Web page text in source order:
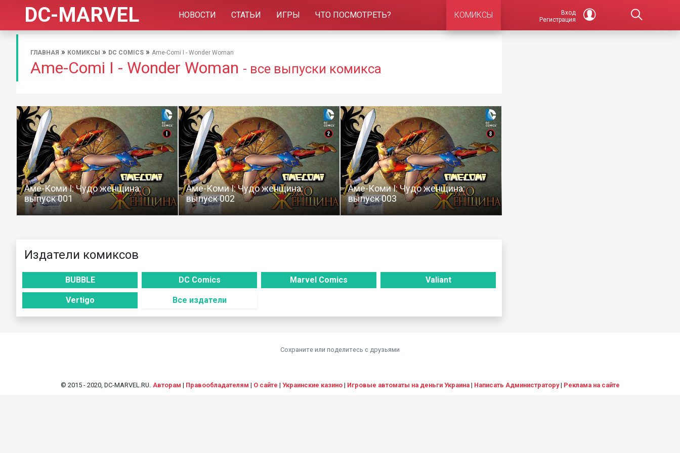
DC-MARVEL НОВОСТИ СТАТЬИ ИГРЫ ЧТО ПОСМОТРЕТЬ? КОМИКСЫ
Вход
Регистрация
ГЛАВНАЯ » КОМИКСЫ » DC COMICS » Ame-Comi I - Wonder Woman
Ame-Comi I - Wonder Woman - все выпуски комикса
Аме-Коми I: Чудо женщина:
выпуск 001
Аме-Коми I: Чудо женщина:
выпуск 002
Аме-Коми I: Чудо женщина:
выпуск 003
Издатели комиксов
BUBBLE DC Comics Marvel Comics Valiant
Vertigo Все издатели
Сохраните или поделитесь c друзьями
© 2015 - 2020, DC-MARVEL.RU. Авторам | Правообладателям | О сайте | Украинские казино| Игровые автоматы на деньги Украина| Написать Администратору| Реклама на сайте